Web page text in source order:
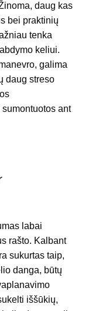
daug kas
bei praktinių
tenka
keliui.
galima
daug streso
ant
labai
rašto. Kalbant
sukurtas taip,
danga, būtų
iššūkių,